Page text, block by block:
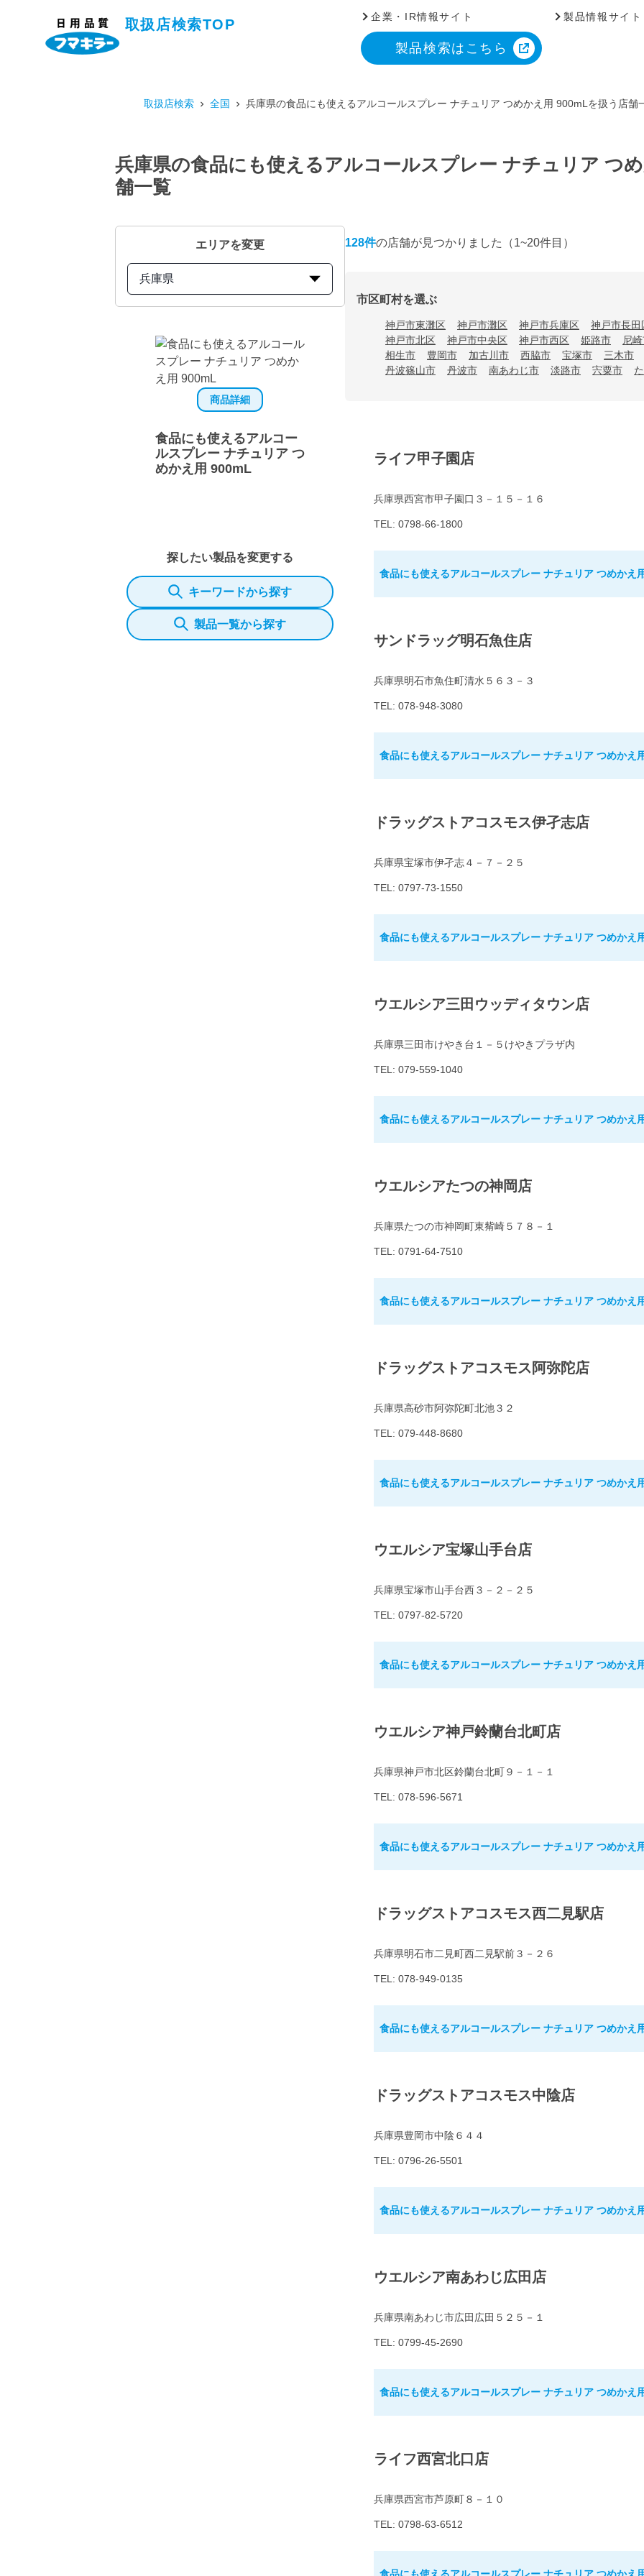
取扱店検索TOP
企業・IR情報サイト 製品情報サイト
製品検索はこちら
取扱店検索 全国 兵庫県の食品にも使えるアルコールスプレー ナチュリア つめかえ用 900mLを扱う店舗
兵庫県の食品にも使えるアルコールスプレー ナチュリア つ
舗一覧
エリアを変更
兵庫県
商品詳細
食品にも使えるアルコー
ルスプレー ナチュリア つ
めかえ用 900mL
探したい製品を変更する
キーワードから探す
製品一覧から探す
128件の店舗が見つかりました （1~20件目）
市区町村を選ぶ
神戸市東灘区 神戸市灘区 神戸市兵庫区 神戸市長田
神戸市北区
神戸市中央区 神戸市西区 姫路市 尼
相生市
豊岡市 加古川市 西脇市 宝塚市 三木市
丹波篠山市
丹波市 南あわじ市 淡路市 宍粟市
ライフ甲子園店
兵庫県西宮市甲子園口３－１５－１６
TEL: 0798-66-1800
食品にも使えるアルコールスプレー ナチュリア つめかえ
サンドラッグ明石魚住店
兵庫県明石市魚住町清水５６３－３
TEL: 078-948-3080
食品にも使えるアルコールスプレー ナチュリア つめかえ
ドラッグストアコスモス伊孑志店
兵庫県宝塚市伊孑志４－７－２５
TEL: 0797-73-1550
食品にも使えるアルコールスプレー ナチュリア つめかえ
ウエルシア三田ウッディタウン店
兵庫県三田市けやき台１－５けやきプラザ内
TEL: 079-559-1040
食品にも使えるアルコールスプレー ナチュリア つめかえ
ウエルシアたつの神岡店
兵庫県たつの市神岡町東觜崎５７８－１
TEL: 0791-64-7510
食品にも使えるアルコールスプレー ナチュリア つめかえ
ドラッグストアコスモス阿弥陀店
兵庫県高砂市阿弥陀町北池３２
TEL: 079-448-8680
食品にも使えるアルコールスプレー ナチュリア つめかえ
ウエルシア宝塚山手台店
兵庫県宝塚市山手台西３－２－２５
TEL: 0797-82-5720
食品にも使えるアルコールスプレー ナチュリア つめかえ
ウエルシア神戸鈴蘭台北町店
兵庫県神戸市北区鈴蘭台北町９－１－１
TEL: 078-596-5671
食品にも使えるアルコールスプレー ナチュリア つめかえ
ドラッグストアコスモス西二見駅店
兵庫県明石市二見町西二見駅前３－２６
TEL: 078-949-0135
食品にも使えるアルコールスプレー ナチュリア つめかえ
ドラッグストアコスモス中陰店
兵庫県豊岡市中陰６４４
TEL: 0796-26-5501
食品にも使えるアルコールスプレー ナチュリア つめかえ
ウエルシア南あわじ広田店
兵庫県南あわじ市広田広田５２５－１
TEL: 0799-45-2690
食品にも使えるアルコールスプレー ナチュリア つめかえ
ライフ西宮北口店
兵庫県西宮市芦原町８－１０
TEL: 0798-63-6512